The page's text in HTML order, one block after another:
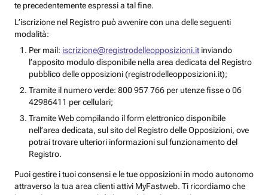
te precedentemente espressi a tal fine.
L’iscrizione nel Registro può avvenire con una delle seguenti
modalità:
Per mail: iscrizione@registrodelleopposizioni.it inviando
l’apposito modulo disponibile nella area dedicata del Registro
pubblico delle opposizioni (registrodelleopposizioni.it);
Tramite il numero verde: 800 957 766 per utenze fisse o 06
42986411 per cellulari;
Tramite Web compilando il form elettronico disponibile
nell’area dedicata, sul sito del Registro delle Opposizioni, ove
potrai trovare ulteriori informazioni sul funzionamento del
Registro.
Puoi gestire i tuoi consensi e le tue opposizioni in modo autonomo
attraverso la tua area clienti attivi MyFastweb. Ti ricordiamo che